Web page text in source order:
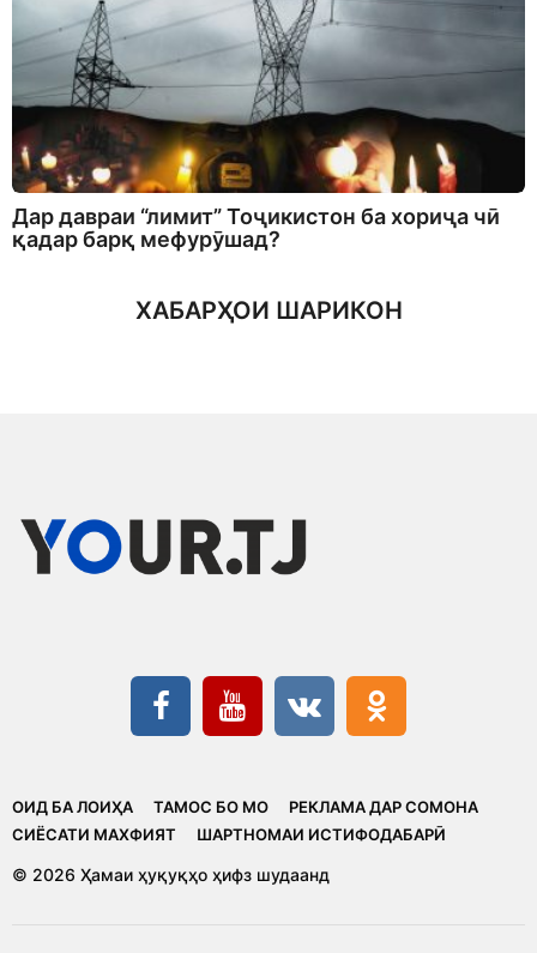
Дар давраи “лимит” Тоҷикистон ба хориҷа чӣ
қадар барқ мефурӯшад?
ХАБАРҲОИ ШАРИКОН
ОИД БА ЛОИҲА ТАМОС БО МО
РЕКЛАМА ДАР СОМОНА
CИЁСАТИ МАХФИЯТ
ШАРТНОМАИ ИСТИФОДАБАРӢ
© 2026 Ҳамаи ҳуқуқҳо ҳифз шудаанд